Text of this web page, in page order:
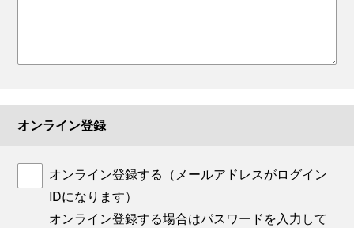
オンライン登録
オンライン登録する（メールアドレスがログイン
IDになります）
オンライン登録する場合はパスワードを入力して